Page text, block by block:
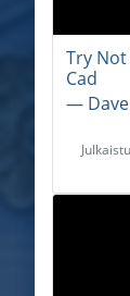
Try Not
Cad
― Dave